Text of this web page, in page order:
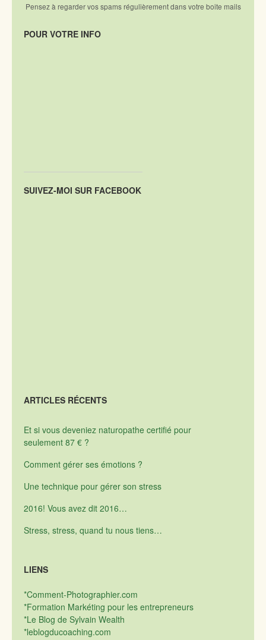
Pensez à regarder vos spams régulièrement dans votre boite mails
POUR VOTRE INFO
SUIVEZ-MOI SUR FACEBOOK
ARTICLES RÉCENTS
Et si vous deveniez naturopathe certifié pour
seulement 87 € ?
Comment gérer ses émotions ?
Une technique pour gérer son stress
2016! Vous avez dit 2016…
Stress, stress, quand tu nous tiens…
LIENS
*Comment-Photographier.com
*Formation Markéting pour les entrepreneurs
*Le Blog de Sylvain Wealth
*leblogducoaching.com